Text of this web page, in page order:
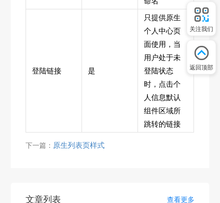
登陆链接 是
只提供原生
个人中心页
面使用，当
用户处于未
登陆状态
时，点击个
人信息默认
组件区域所
跳转的链接
下一篇： 原生列表页样式
文章列表
查看更多
关注我们
返回顶部